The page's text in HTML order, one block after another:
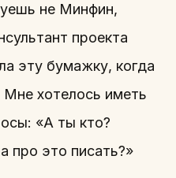
не Минфин,
проекта
эту бумажку, когда
Мне хотелось иметь
«А ты кто?
про это писать?»